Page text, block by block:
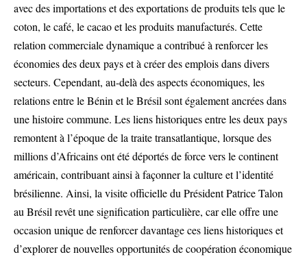
avec des importations et des exportations de produits tels que le
coton, le café, le cacao et les produits manufacturés. Cette
relation commerciale dynamique a contribué à renforcer les
économies des deux pays et à créer des emplois dans divers
secteurs. Cependant, au-delà des aspects économiques, les
relations entre le Bénin et le Brésil sont également ancrées dans
une histoire commune. Les liens historiques entre les deux pays
remontent à l’époque de la traite transatlantique, lorsque des
millions d’Africains ont été déportés de force vers le continent
américain, contribuant ainsi à façonner la culture et l’identité
brésilienne. Ainsi, la visite officielle du Président Patrice Talon
au Brésil revêt une signification particulière, car elle offre une
occasion unique de renforcer davantage ces liens historiques et
d’explorer de nouvelles opportunités de coopération économique